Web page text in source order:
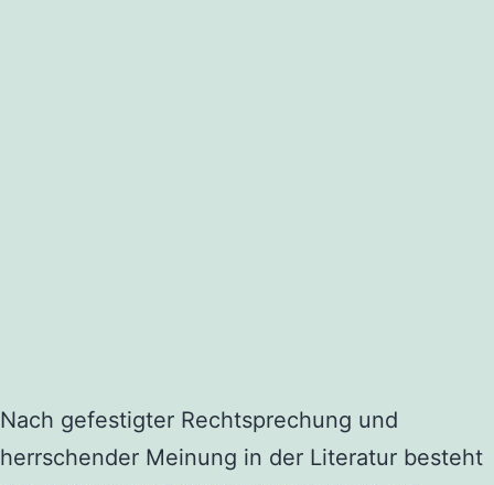
Nach gefestigter Rechtsprechung und
herrschender Meinung in der Literatur besteht